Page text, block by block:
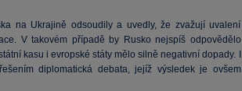
na Ukrajině odsoudily a uvedly, že zvažují uvalení
V takovém případě by Rusko nejspíš odpovědělo
kasu i evropské státy mělo silně negativní dopady. I
diplomatická debata, jejíž výsledek je ovšem